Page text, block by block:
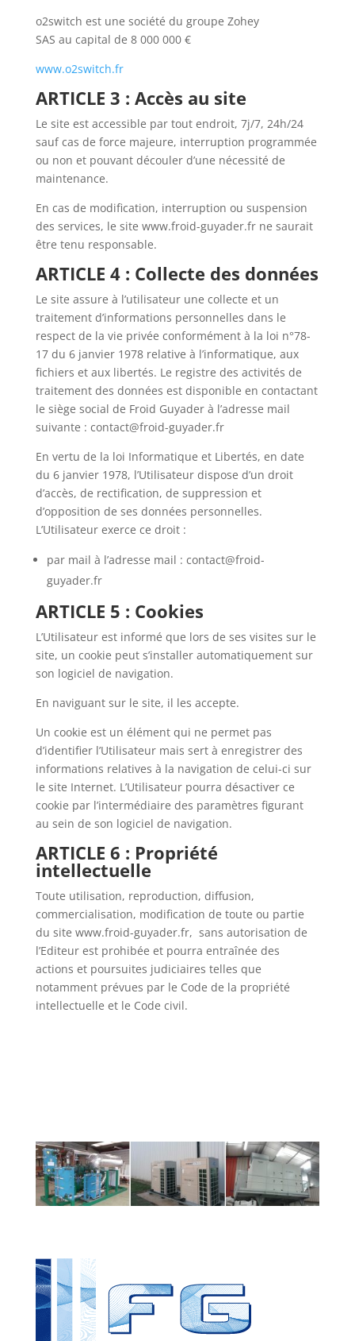
o2switch est une société du groupe Zohey
SAS au capital de 8 000 000 €
www.o2switch.fr
ARTICLE 3 : Accès au site
Le site est accessible par tout endroit, 7j/7, 24h/24
sauf cas de force majeure, interruption programmée
ou non et pouvant découler d’une nécessité de
maintenance.
En cas de modification, interruption ou suspension
des services, le site www.froid-guyader.fr ne saurait
être tenu responsable.
ARTICLE 4 : Collecte des données
Le site assure à l’utilisateur une collecte et un
traitement d’informations personnelles dans le
respect de la vie privée conformément à la loi n°78-
17 du 6 janvier 1978 relative à l’informatique, aux
fichiers et aux libertés. Le registre des activités de
traitement des données est disponible en contactant
le siège social de Froid Guyader à l’adresse mail
suivante : contact@froid-guyader.fr
En vertu de la loi Informatique et Libertés, en date
du 6 janvier 1978, l’Utilisateur dispose d’un droit
d’accès, de rectification, de suppression et
d’opposition de ses données personnelles.
L’Utilisateur exerce ce droit :
par mail à l’adresse mail : contact@froid-
guyader.fr
ARTICLE 5 : Cookies
L’Utilisateur est informé que lors de ses visites sur le
site, un cookie peut s’installer automatiquement sur
son logiciel de navigation.
En naviguant sur le site, il les accepte.
Un cookie est un élément qui ne permet pas
d’identifier l’Utilisateur mais sert à enregistrer des
informations relatives à la navigation de celui-ci sur
le site Internet. L’Utilisateur pourra désactiver ce
cookie par l’intermédiaire des paramètres figurant
au sein de son logiciel de navigation.
ARTICLE 6 : Propriété
intellectuelle
Toute utilisation, reproduction, diffusion,
commercialisation, modification de toute ou partie
du site www.froid-guyader.fr, sans autorisation de
l’Editeur est prohibée et pourra entraînée des
actions et poursuites judiciaires telles que
notamment prévues par le Code de la propriété
intellectuelle et le Code civil.